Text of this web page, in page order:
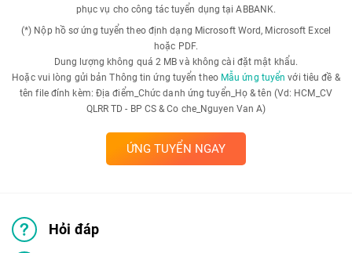
phục vụ cho công tác tuyển dụng tại ABBANK.
(*) Nộp hồ sơ ứng tuyển theo định dạng Microsoft Word, Microsoft Excel
hoặc PDF.
Dung lượng không quá 2 MB và không cài đặt mật khẩu.
Hoặc vui lòng gửi bản Thông tin ứng tuyển theo Mẫu ứng tuyển với tiêu đề &
tên file đính kèm: Địa điểm_Chức danh ứng tuyển_Họ & tên (Vd: HCM_CV
QLRR TD - BP CS & Co che_Nguyen Van A)
ỨNG TUYỂN NGAY
Hỏi đáp